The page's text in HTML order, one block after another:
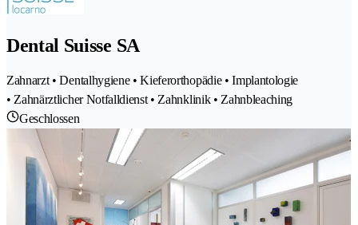
Dental Suisse SA
Zahnarzt • Dentalhygiene • Kieferorthopädie • Implantologie
• Zahnärztlicher Notfalldienst • Zahnklinik • Zahnbleaching
Geschlossen